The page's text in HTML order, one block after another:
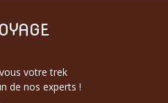
votre trek
de nos experts !